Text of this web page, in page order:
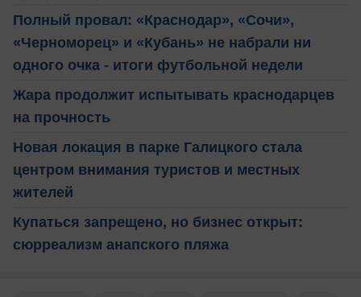
Полный провал: «Краснодар», «Сочи»,
«Черноморец» и «Кубань» не набрали ни
одного очка - итоги футбольной недели
Жара продолжит испытывать краснодарцев
на прочность
Новая локация в парке Галицкого стала
центром внимания туристов и местных
жителей
Купаться запрещено, но бизнес открыт:
сюрреализм анапского пляжа